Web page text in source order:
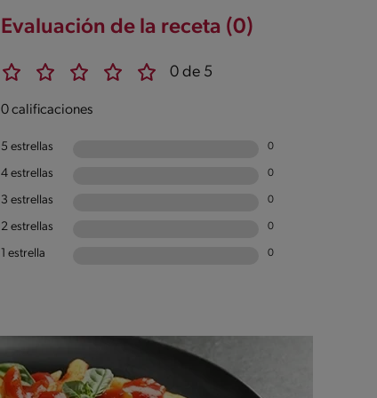
Evaluación de la receta (0)
0 de 5
0 calificaciones
5 estrellas 0
4 estrellas 0
3 estrellas 0
2 estrellas 0
1 estrella 0